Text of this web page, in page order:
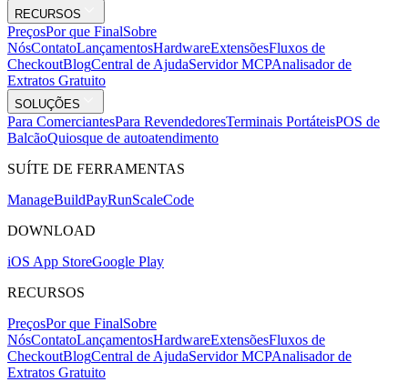
RECURSOS
PreçosPor que FinalSobre
NósContatoLançamentosHardwareExtensõesFluxos de
CheckoutBlogCentral de AjudaServidor MCPAnalisador de
Extratos Gratuito
SOLUÇÕES
Para ComerciantesPara RevendedoresTerminais PortáteisPOS de
BalcãoQuiosque de autoatendimento
SUÍTE DE FERRAMENTAS
ManageBuildPayRunScaleCode
DOWNLOAD
iOS App StoreGoogle Play
RECURSOS
PreçosPor que FinalSobre
NósContatoLançamentosHardwareExtensõesFluxos de
CheckoutBlogCentral de AjudaServidor MCPAnalisador de
Extratos Gratuito